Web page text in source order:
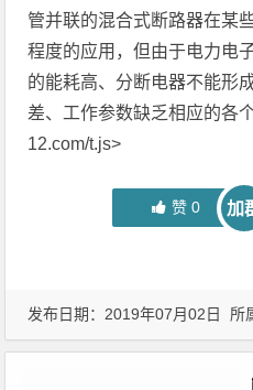
管并联的混合式断路器在某
程度的应用，但由于电力电
的能耗高、分断电器不能形
差、工作参数缺乏相应的各
12.com/t.js>
赞 0 加
发布日期：2019年07月02日 所